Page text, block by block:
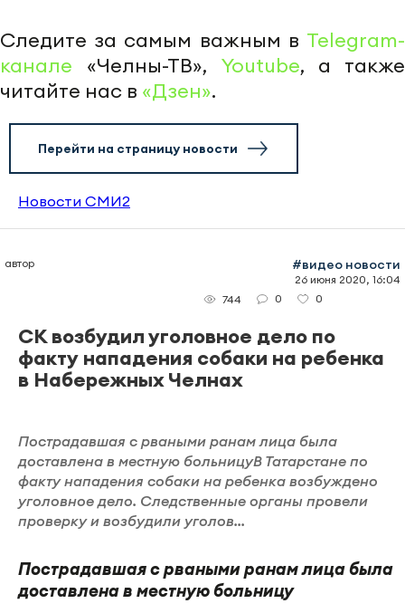
Следите за самым важным в Telegram-
канале «Челны-ТВ», Youtube, а также
читайте нас в «Дзен».
Перейти на страницу новости
Новости СМИ2
автор #видео новости
26 июня 2020, 16:04
744
0 0
СК возбудил уголовное дело по
факту нападения собаки на ребенка
в Набережных Челнах
Пострадавшая с рваными ранам лица была
доставлена в местную больницуВ Татарстане по
факту нападения собаки на ребенка возбуждено
уголовное дело. Следственные органы провели
проверку и возбудили уголов...
Пострадавшая с рваными ранам лица была
доставлена в местную больницу